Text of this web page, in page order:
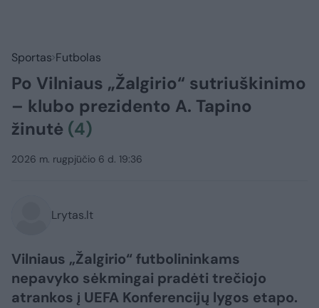
Sportas Futbolas
Po Vilniaus „Žalgirio“ sutriuškinimo
– klubo prezidento A. Tapino
žinutė (4)
2026 m. rugpjūčio 6 d. 19:36
Lrytas.lt
Vilniaus „Žalgirio“ futbolininkams
nepavyko sėkmingai pradėti trečiojo
atrankos į UEFA Konferencijų lygos etapo.